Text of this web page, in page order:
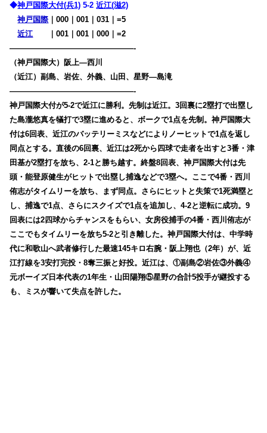
◆神戸国際大付(兵1) 5-2近江(滋2)
神戸国際 ｜000｜001｜031｜=5
近江
｜001｜001｜000｜=2
————————————————-
（神戸国際大）阪上―西川
（近江）副島、岩佐、外義、山田、星野―島滝
————————————————-
神戸国際大付が5-2で近江に勝利。先制は近江。3回裏に2塁打で出塁し
た島瀧悠真を犠打で3塁に進めると、ボークで1点を先制。神戸国際大
付は6回表、近江のバッテリーミスなどによりノーヒットで1点を返し
同点とする。直後の6回裏、近江は2死から四球で走者を出すと3番・津
田基が2塁打を放ち、2-1と勝ち越す。終盤8回表、神戸国際大付は先
頭・能登原健生がヒットで出塁し捕逸などで3塁へ。ここで4番・西川
侑志がタイムリーを放ち、まず同点。さらにヒットと失策で1死満塁と
し、捕逸で1点、さらにスクイズで1点を追加し、4-2と逆転に成功。9
回表には2四球からチャンスをもらい、女房役捕手の4番・西川侑志が
ここでもタイムリーを放ち5-2と引き離した。神戸国際大付は、中学時
代に和歌山へ武者修行した最速145キロ右腕・阪上翔也（2年）が、近
江打線を3安打完投・8奪三振と好投。近江は、①副島②岩佐③外義④
元ボーイズ日本代表の1年生・山田陽翔⑤星野の合計5投手が継投する
も、ミスが響いて失点を許した。